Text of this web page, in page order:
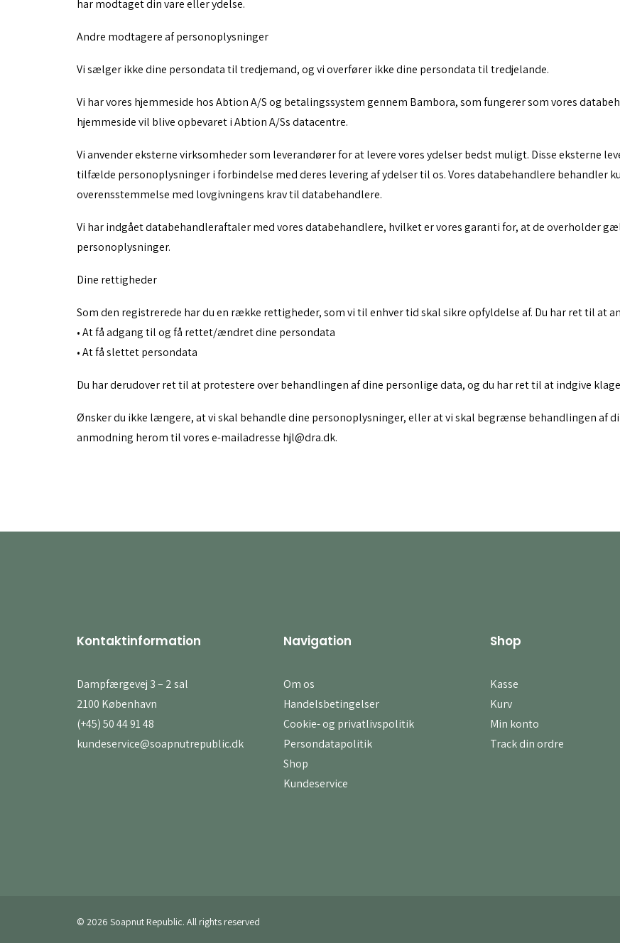
har modtaget din vare eller ydelse.
Andre modtagere af personoplysninger
Vi sælger ikke dine persondata til tredjemand, og vi overfører ikke dine persondata til tredjelande.
Vi har vores hjemmeside hos Abtion A/S og betalingssystem gennem Bambora, som fungerer som vores
hjemmeside vil blive opbevaret i Abtion A/Ss datacentre.
Vi anvender eksterne virksomheder som leverandører for at levere vores ydelser bedst muligt. Disse eksterne
tilfælde personoplysninger i forbindelse med deres levering af ydelser til os. Vores databehandlere behandler
overensstemmelse med lovgivningens krav til databehandlere.
Vi har indgået databehandleraftaler med vores databehandlere, hvilket er vores garanti for, at de overholder
personoplysninger.
Dine rettigheder
Som den registrerede har du en række rettigheder, som vi til enhver tid skal sikre opfyldelse af. Du har ret til at
• At få adgang til og få rettet/ændret dine persondata
• At få slettet persondata
Du har derudover ret til at protestere over behandlingen af dine personlige data, og du har ret til at indgive
Ønsker du ikke længere, at vi skal behandle dine personoplysninger, eller at vi skal begrænse behandlingen af
anmodning herom til vores e-mailadresse hjl@dra.dk.
Kontaktinformation
Dampfærgevej 3 – 2 sal
2100 København
(+45) 50 44 91 48
kundeservice@soapnutrepublic.dk
Navigation
Om os
Handelsbetingelser
Cookie- og privatlivspolitik
Persondatapolitik
Shop
Kundeservice
Shop
Kasse
Kurv
Min konto
Track din ordre
© 2026 Soapnut Republic. All rights reserved